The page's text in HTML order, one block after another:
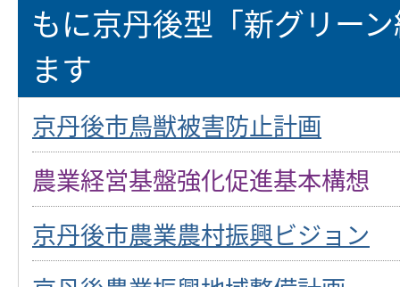
もに京丹後型「新グリー
ます
京丹後市鳥獣被害防止計画
農業経営基盤強化促進基本構想
京丹後市農業農村振興ビジョン